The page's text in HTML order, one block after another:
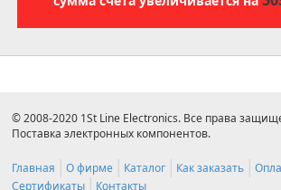
© 2008-2020 1St Line Electronics. Все права
Поставка электронных компонентов.
Главная О фирме Каталог Как заказать
Сертификаты
Контакты